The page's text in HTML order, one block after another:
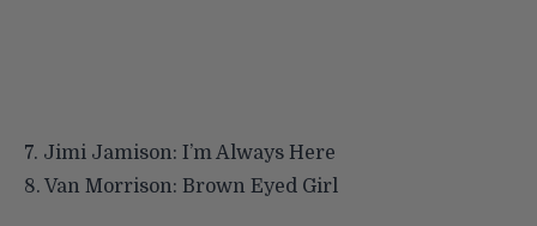
7. Jimi Jamison: I’m Always Here
8. Van Morrison: Brown Eyed Girl